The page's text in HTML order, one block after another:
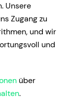
Unsere
Zugang zu
und wir
und
über
.